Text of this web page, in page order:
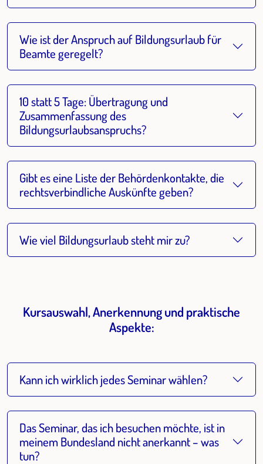
Wie ist der Anspruch auf Bildungsurlaub für
Beamte geregelt?
10 statt 5 Tage: Übertragung und
Zusammenfassung des
Bildungsurlaubsanspruchs?
Gibt es eine Liste der Behördenkontakte, die
rechtsverbindliche Auskünfte geben?
Wie viel Bildungsurlaub steht mir zu?
Kursauswahl, Anerkennung und praktische
Aspekte:
Kann ich wirklich jedes Seminar wählen?
Das Seminar, das ich besuchen möchte, ist in
meinem Bundesland nicht anerkannt – was
tun?